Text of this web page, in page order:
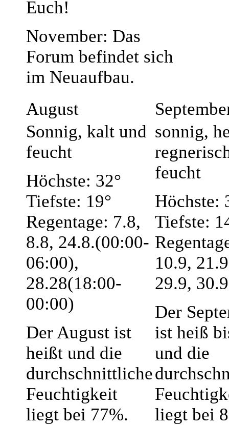
Euch!
November: Das
Forum befindet sich
im Neuaufbau.
August
Sonnig, kalt und
feucht
Höchste: 32°
Tiefste: 19°
Regentage: 7.8,
8.8, 24.8.(00:00-
06:00),
28.28(18:00-
00:00)
Der August ist
heißt und die
durchschnittliche
Feuchtigkeit
liegt bei 77%.
sonnig,
feucht
Höchste:
Tiefste:
10.9,
29.9, 30.9
Der
ist heiß
und die
liegt bei